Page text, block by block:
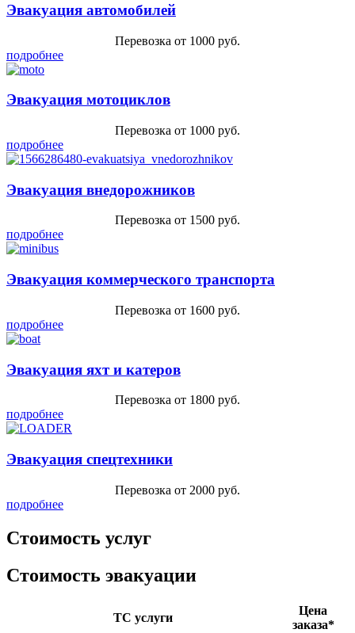
Эвакуация автомобилей
Перевозка от 1000 руб.
подробнее
Эвакуация мотоциклов
Перевозка от 1000 руб.
подробнее
Эвакуация внедорожников
Перевозка от 1500 руб.
подробнее
Эвакуация коммерческого транспорта
Перевозка от 1600 руб.
подробнее
Эвакуация яхт и катеров
Перевозка от 1800 руб.
подробнее
Эвакуация спецтехники
Перевозка от 2000 руб.
подробнее
Стоимость услуг
Стоимость эвакуации
ТС услуги
Цена
заказа*